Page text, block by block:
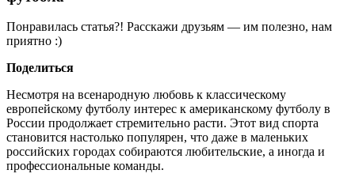
Понравилась статья?! Расскажи друзьям — им полезно, нам
приятно :)
Поделиться
Несмотря на всенародную любовь к классическому
европейскому футболу интерес к американскому футболу в
России продолжает стремительно расти. Этот вид спорта
становится настолько популярен, что даже в маленьких
российских городах собираются любительские, а иногда и
профессиональные команды.